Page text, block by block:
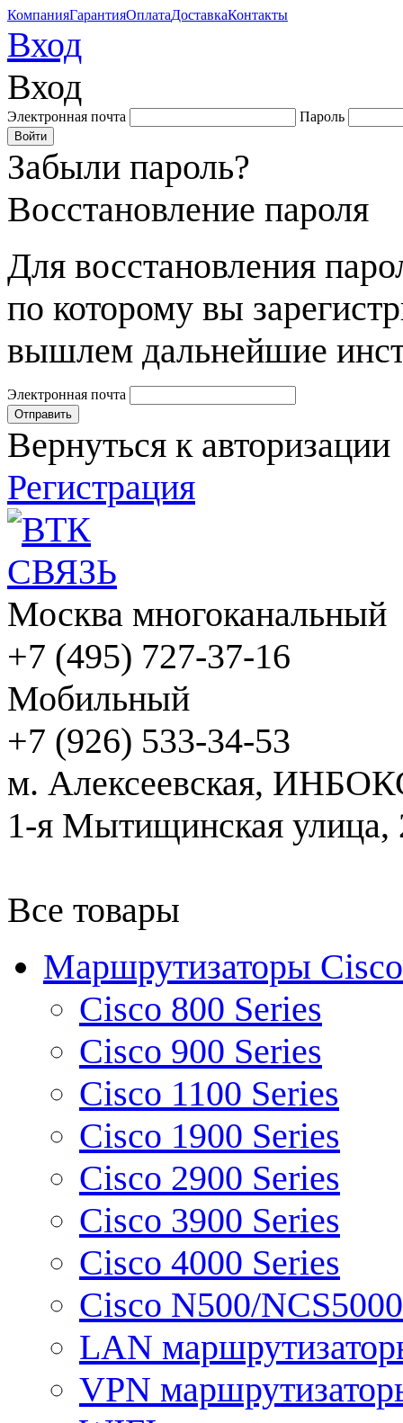
КомпанияГарантияОплатаДоставкаКонтакты
Вход
Вход
Электронная почта Пароль
Забыли пароль?
Восстановление пароля
Для восстановления
по которому вы
вышлем дальнейшие
Электронная почта
Вернуться к авторизации
Регистрация
Москва многоканальный
+7 (495) 727-37-16
Мобильный
+7 (926) 533-34-53
м. Алексеевская,
1-я Мытищинская улица,
Все товары
Маршрутизаторы Cisco
Cisco 800 Series
Cisco 900 Series
Cisco 1100 Series
Cisco 1900 Series
Cisco 2900 Series
Cisco 3900 Series
Cisco 4000 Series
Cisco N500/
LAN
VPN